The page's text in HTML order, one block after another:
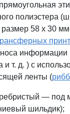
полиэстера
58 x 30
информации
и т. д. ) с
ленты (
— под
шильдик);